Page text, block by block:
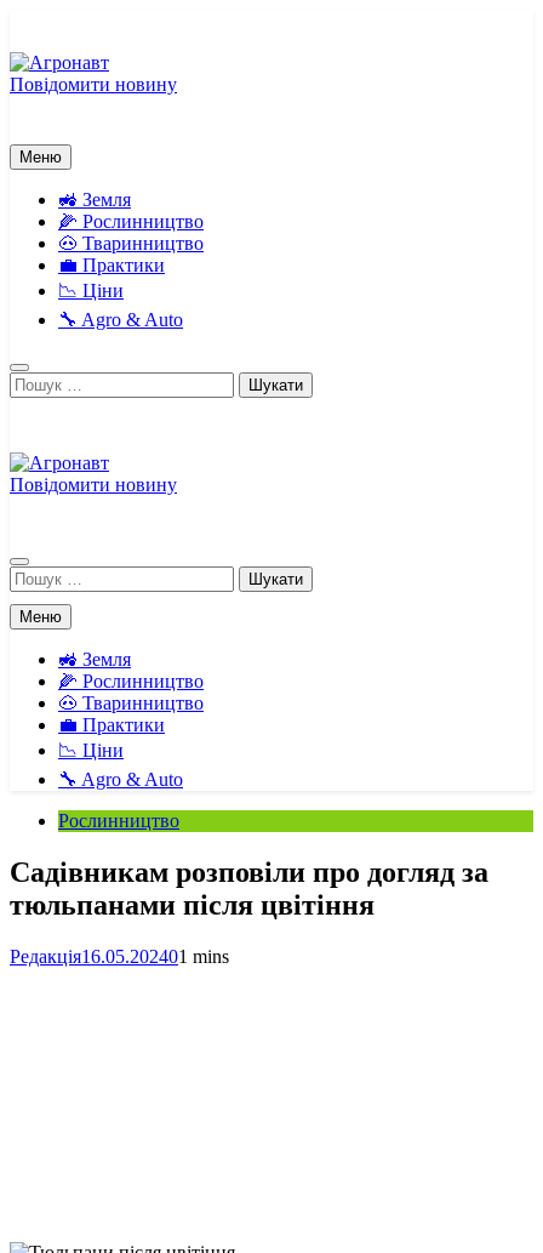
вмісту
Повідомити новину
Меню
🚜 Земля
🌽 Рослинництво
🐽 Тваринництво
💼 Практики
📉 Ціни
🔧 Agro & Auto
Пошук:
Повідомити новину
Пошук:
Меню
🚜 Земля
🌽 Рослинництво
🐽 Тваринництво
💼 Практики
📉 Ціни
🔧 Agro & Auto
Рослинництво
Садівникам розповіли про догляд за
тюльпанами після цвітіння
Редакція16.05.202401 mins
Link
Print